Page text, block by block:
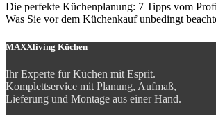
Die perfekte Küchenplanung: 7 Tipps vom
Was Sie vor dem Küchenkauf unbedingt
MAXXliving Küchen
Ihr Experte für Küchen mit Esprit.
Komplettservice mit Planung, Aufmaß,
Lieferung und Montage aus einer Hand.